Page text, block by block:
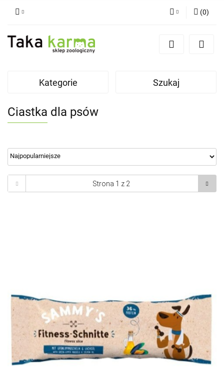
Zaloguj się
Zgody cookies
(0)
Kategorie Szukaj
Ciastka dla psów